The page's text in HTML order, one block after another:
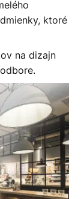
ktoré
na dizajn